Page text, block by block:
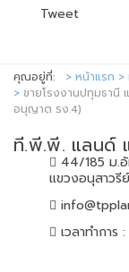
Tweet
คุณอยู่ที่: หน้าแรก
ขายโรงงานปทุมธานี
อนุญาต รง.4)
ที.พี.พี. แลนด์
44/185 ม.
แขวงอนุสาวรี
เวลาทำกา